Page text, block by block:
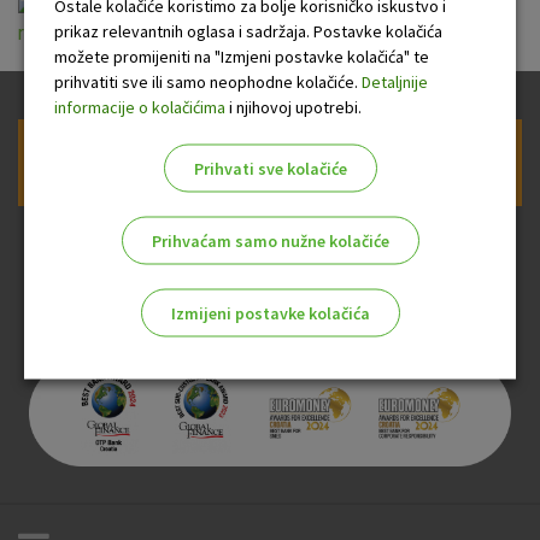
Informacije o prikupljanju podataka za
racune.pdf
Prijava na newsletter OTP banke
Ostale kolačiće koristimo za bolje korisničko iskustvo i
prikaz relevantnih oglasa i sadržaja. Postavke kolačića
možete promijeniti na "Izmjeni postavke kolačića" te
prihvatiti sve ili samo neophodne kolačiće. Detaljnije
informacije o kolačićima i njihovoj upotrebi.
Prihvati sve kolačiće
Prihvaćam samo nužne kolačiće
Izmijeni postavke kolačića